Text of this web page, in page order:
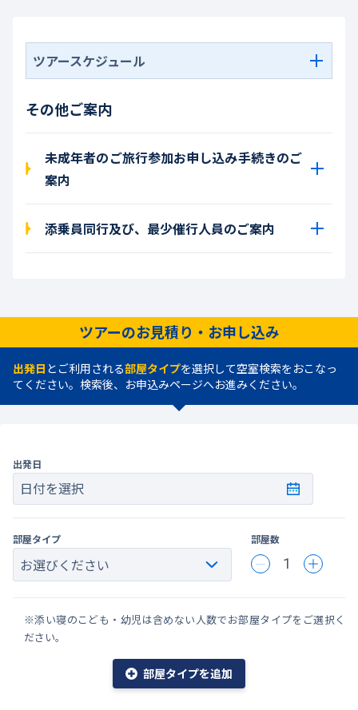
ツアースケジュール
その他ご案内
未成年者のご旅行参加お申し込み手続きのご
案内
添乗員同行及び、最少催行人員のご案内
ツアーのお見積り・お申し込み
出発日 とご利用される部屋タイプを選択して空室検索をおこなっ
てください。検索後、お申込みページへお進みください。
出発日
日付を選択
部屋タイプ 部屋数
1
※添い寝のこども・幼児は含めない人数でお部屋タイプをご選択く
ださい。
部屋タイプを追加